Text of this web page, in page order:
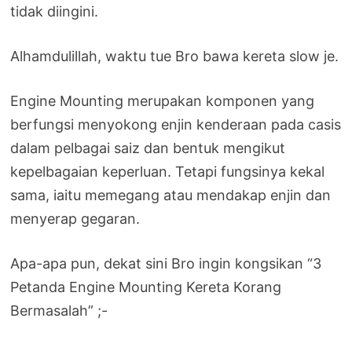
tidak diingini.
Alhamdulillah, waktu tue Bro bawa kereta slow je.
Engine Mounting merupakan komponen yang
berfungsi menyokong enjin kenderaan pada casis
dalam pelbagai saiz dan bentuk mengikut
kepelbagaian keperluan. Tetapi fungsinya kekal
sama, iaitu memegang atau mendakap enjin dan
menyerap gegaran.
Apa-apa pun, dekat sini Bro ingin kongsikan “3
Petanda Engine Mounting Kereta Korang
Bermasalah” ;-